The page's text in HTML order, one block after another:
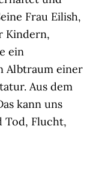
Frau Eilish,
Kindern,
ein
Albtraum einer
Aus dem
kann uns
Tod, Flucht,